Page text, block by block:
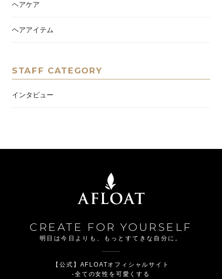
ヘアケア
ヘアアイテム
STAFF CATEGORY
インタビュー
CREATE FOR YOURSELF
明日は今日よりも、もっとすてきな自分に。
【公式】AFLOATオフィシャルサイト
-全ての女性を可愛くする